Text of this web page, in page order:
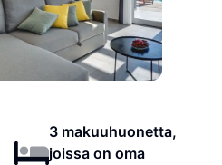
3 makuuhuonetta,
joissa on oma